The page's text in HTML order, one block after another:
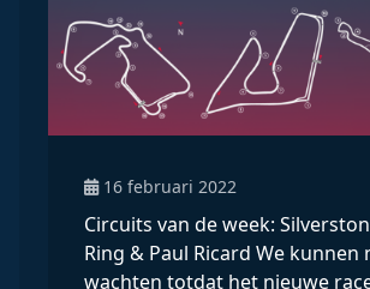
16 februari 2022
Circuits van de week:
Ring & Paul Ricard We kunnen
wachten totdat het nieuwe